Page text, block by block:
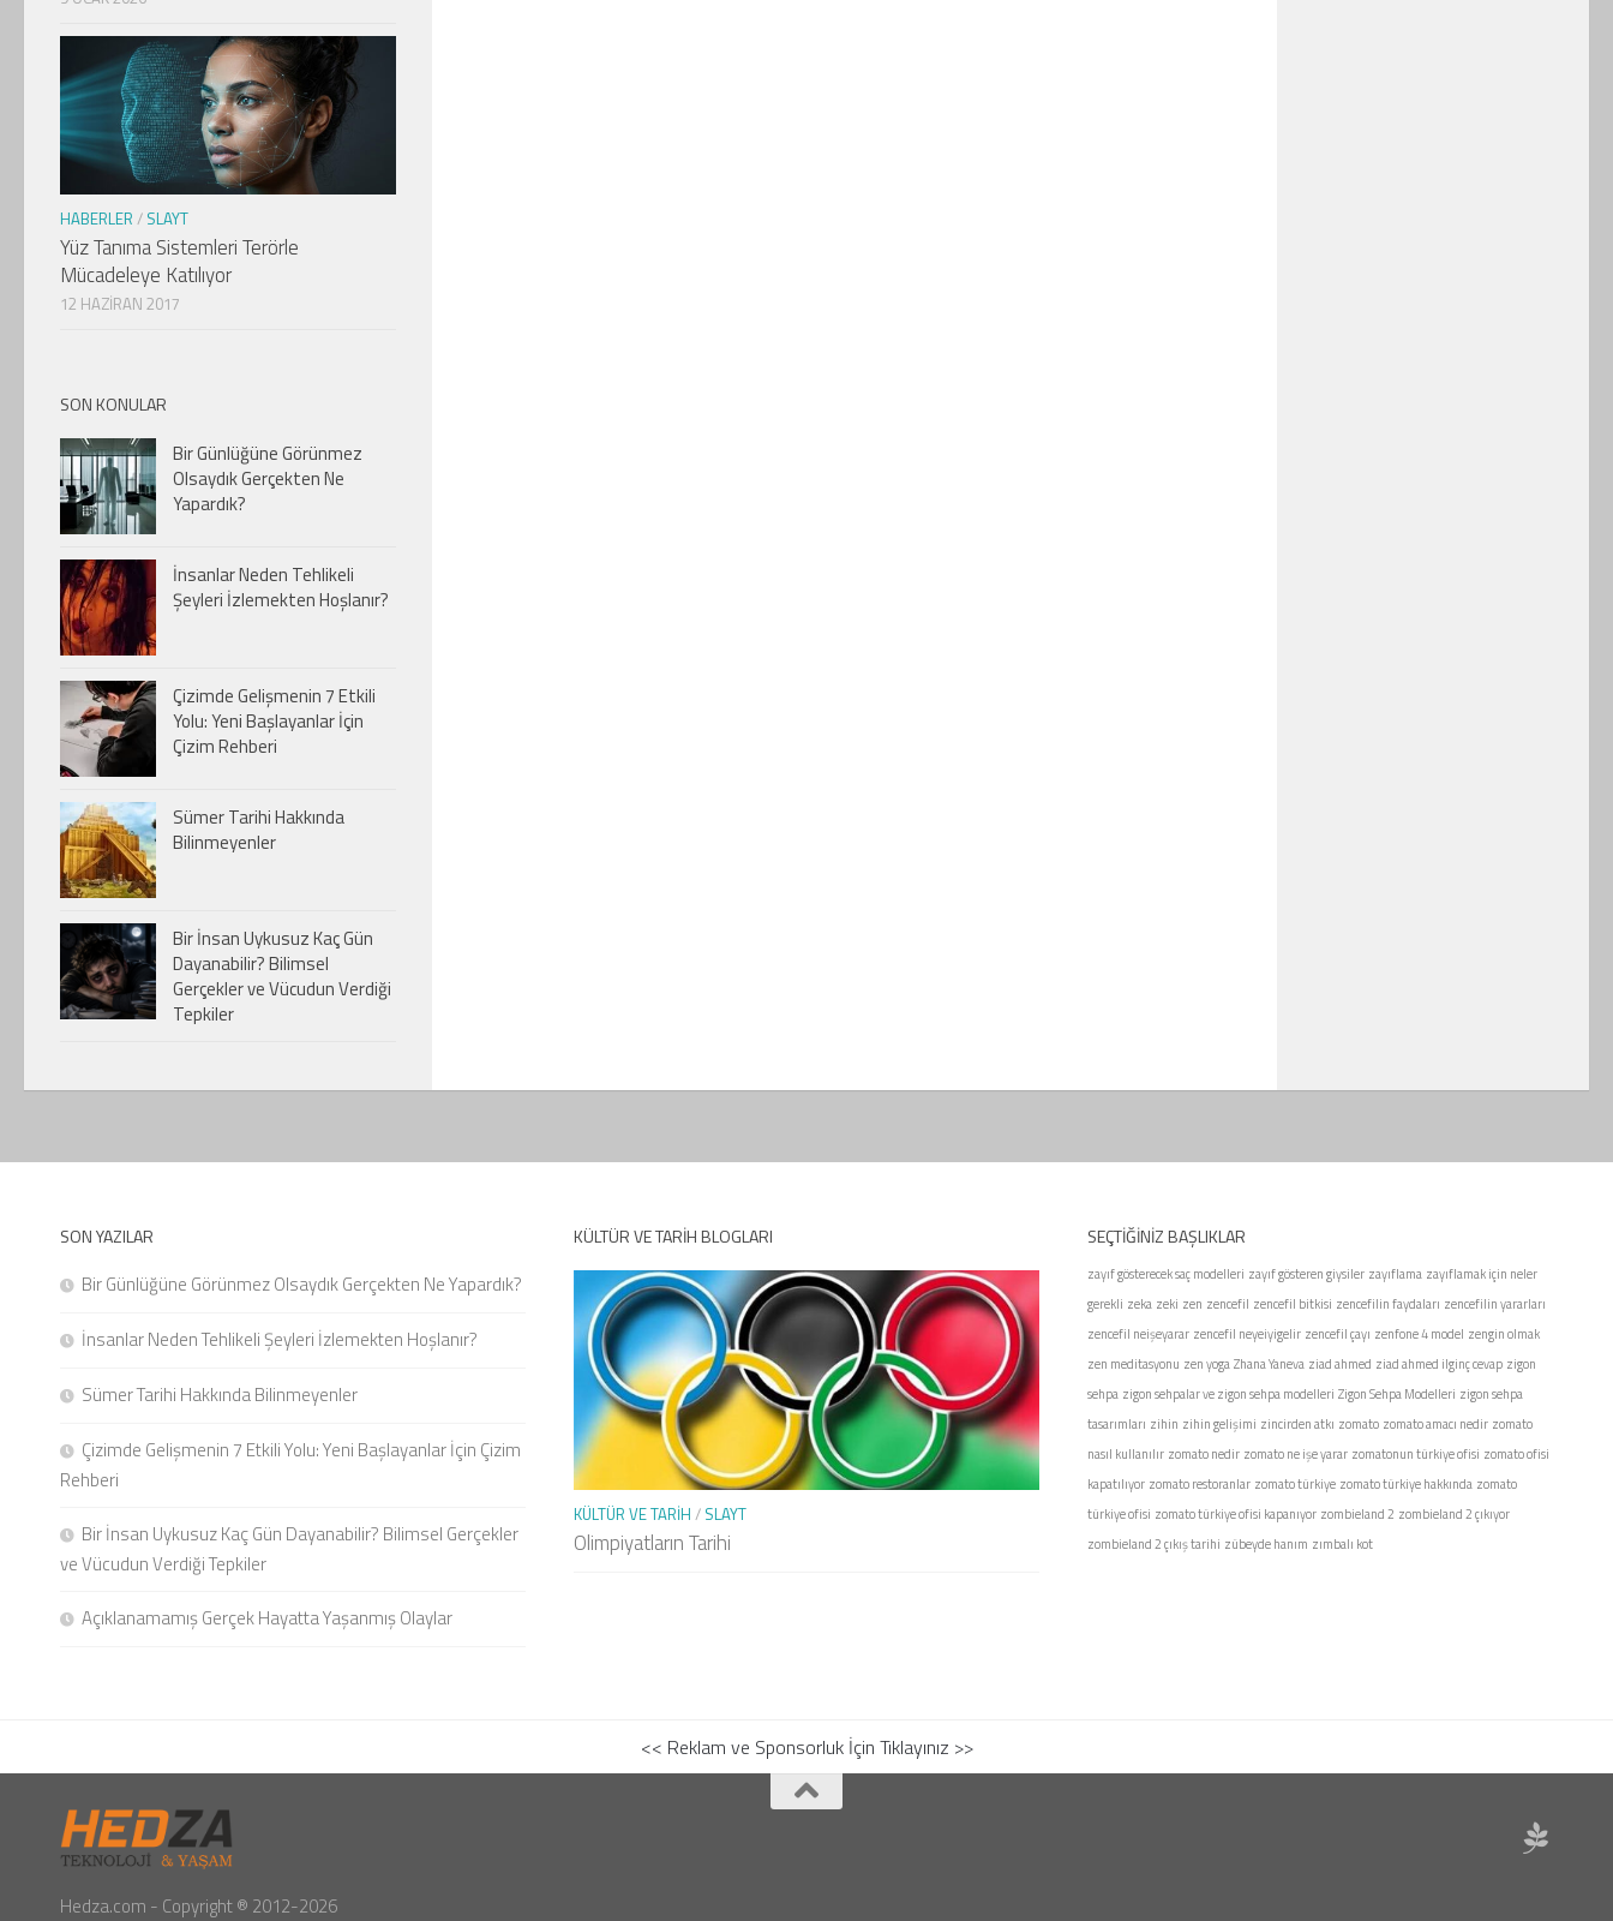
HABERLER / SLAYT
Yüz Tanıma Sistemleri Terörle
Mücadeleye Katılıyor
12 HAZIRAN 2017
SON KONULAR
Bir Günlüğüne Görünmez
Olsaydık Gerçekten Ne
Yapardık?
İnsanlar Neden Tehlikeli
Şeyleri İzlemekten Hoşlanır?
Çizimde Gelişmenin 7 Etkili
Yolu: Yeni Başlayanlar İçin
Çizim Rehberi
Sümer Tarihi Hakkında
Bilinmeyenler
Bir İnsan Uykusuz Kaç Gün
Dayanabilir? Bilimsel
Gerçekler ve Vücudun Verdiği
Tepkiler
SON YAZILAR
Bir Günlüğüne Görünmez Olsaydık Gerçekten Ne Yapardık?
İnsanlar Neden Tehlikeli Şeyleri İzlemekten Hoşlanır?
Sümer Tarihi Hakkında Bilinmeyenler
Çizimde Gelişmenin 7 Etkili Yolu: Yeni Başlayanlar İçin Çizim
Rehberi
Bir İnsan Uykusuz Kaç Gün Dayanabilir? Bilimsel Gerçekler
ve Vücudun Verdiği Tepkiler
Açıklanamamış Gerçek Hayatta Yaşanmış Olaylar
KÜLTÜR VE TARIH BLOGLARI
KÜLTÜR VE TARIH / SLAYT
Olimpiyatların Tarihi
SEÇTIĞINIZ BAŞLIKLAR
zayıf gösterecek saç modelleri zayıf gösteren giysiler zayıflama zayıflamak için neler
gerekli zeka zeki zen zencefil zencefil bitkisi zencefilin faydaları zencefilin yararları
zencefil neişeyarar zencefil neyeiyigelir zencefil çayı zenfone 4 model zengin olmak
zen meditasyonu zen yogaZhana Yaneva ziad ahmed ziad ahmed ilginç cevap zigon
sehpa zigon sehpalar ve zigon sehpa modelleri Zigon Sehpa Modelleri zigon sehpa
tasarımları zihin zihin gelişimi zincirden atkı zomato zomato amacı nedir zomato
nasıl kullanılır zomato nedir zomato ne işe yarar zomatonun türkiye ofisi zomato ofisi
kapatılıyor zomato restoranlar zomato türkiye zomato türkiye hakkında zomato
türkiye ofisi zomato türkiye ofisi kapanıyor zombieland 2 zombieland 2 çıkıyor
zombieland 2 çıkış tarihi zübeyde hanım zımbalı kot
<< Reklam ve Sponsorluk İçin Tıklayınız >>
Hedza.com - Copyright ® 2012-2026